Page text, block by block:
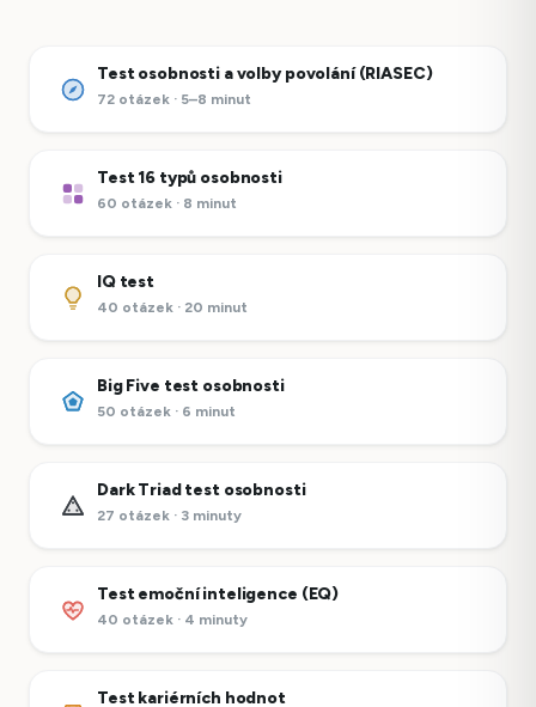
Test osobnosti a volby povolání (RIASEC)
72 otázek · 5–8 minut
Test 16 typů osobnosti
60 otázek · 8 minut
IQ test
40 otázek · 20 minut
Big Five test osobnosti
50 otázek · 6 minut
Dark Triad test osobnosti
27 otázek · 3 minuty
Test emoční inteligence (EQ)
40 otázek · 4 minuty
Test kariérních hodnot